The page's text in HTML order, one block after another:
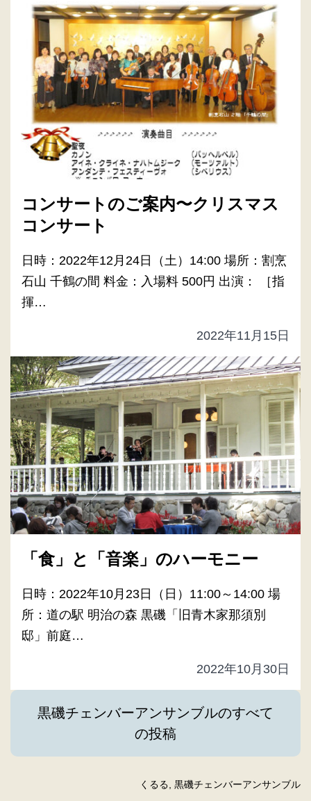
コンサートのご案内〜クリスマス
コンサート
日時：2022年12月24日（土）14:00 場所：割烹
石山 千鶴の間 料金：入場料 500円 出演： ［指
揮…
2022年11月15日
「食」と「音楽」のハーモニー
日時：2022年10月23日（日）11:00～14:00 場
所：道の駅 明治の森 黒磯「旧青木家那須別
邸」前庭…
2022年10月30日
黒磯チェンバーアンサンブルのすべて
の投稿
くるる, 黒磯チェンバーアンサンブル